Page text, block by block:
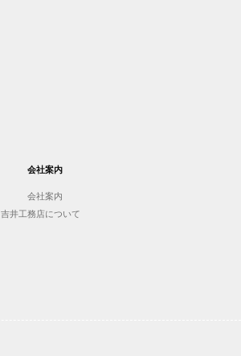
会社案内
会社案内
吉井工務店について